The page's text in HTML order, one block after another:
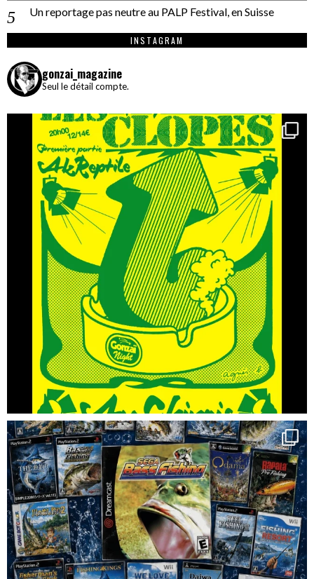
Un reportage pas neutre au PALP Festival, en Suisse
INSTAGRAM
gonzai_magazine
Seul le détail compte.